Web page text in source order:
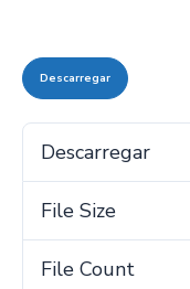
Descarregar
Descarregar
File Size
File Count